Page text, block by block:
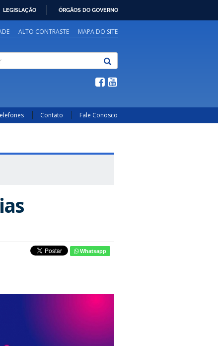
LEGISLAÇÃO ÓRGÃOS DO GOVERNO
ALTO CONTRASTE MAPA DO SITE
Contato Fale Conosco
Whatsapp